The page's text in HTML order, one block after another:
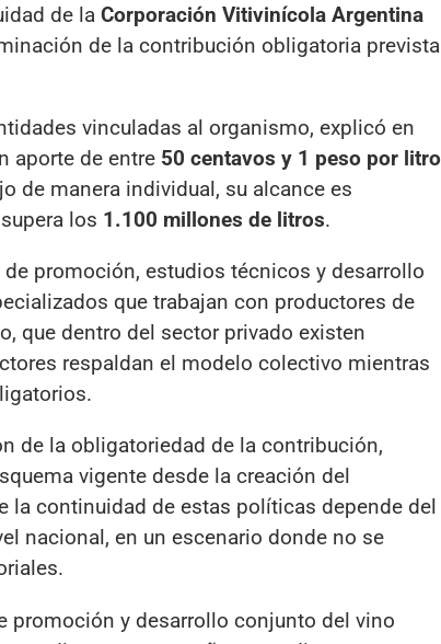
de la Corporación Vitivinícola Argentina
de la contribución obligatoria prevista
vinculadas al organismo, explicó en
aporte de entre 50 centavos y 1 peso por litro
de manera individual, su alcance es
los 1.100 millones de litros.
promoción, estudios técnicos y desarrollo
que trabajan con productores de
que dentro del sector privado existen
respaldan el modelo colectivo mientras
de la obligatoriedad de la contribución,
vigente desde la creación del
la continuidad de estas políticas depende del
nacional, en un escenario donde no se
promoción y desarrollo conjunto del vino